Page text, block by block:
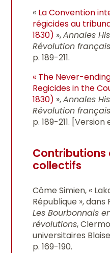
« La Convention
régicides au
1830) »,Annales
Révolution
p. 189-211.
« The Never-
Regicides in the
1830) »,Annales
Révolution
p. 189-211.
Contributions
collectifs
Côme Simien, «
République »,
Les Bourbonnais
révolutions,
universitaires
p. 169-190.